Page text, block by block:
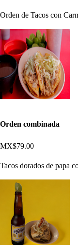
Orden de Tacos con
Orden combinada
MX$79.00
Tacos dorados de papa